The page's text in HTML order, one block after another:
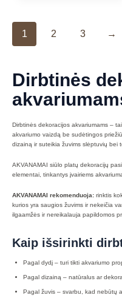
1 2 3 →
Dirbtinės
Dirbtinės dekoracijos akvariumams –
akvariumo vaizdą be sudėtingos
dizainą ir suteikia žuvims slėptuvių bei
AKVANAMAI siūlo platų dekoracijų
elementai, tinkantys įvairiems
AKVANAMAI rekomenduoja: rinktis
kurios yra saugios žuvims ir nekeičia
ilgaamžės ir nereikalauja papildomos
Kaip išsirinkti
Pagal dydį – turi tikti akvariumo
Pagal dizainą – natūralus ar
Pagal žuvis – svarbu, kad nebūtų